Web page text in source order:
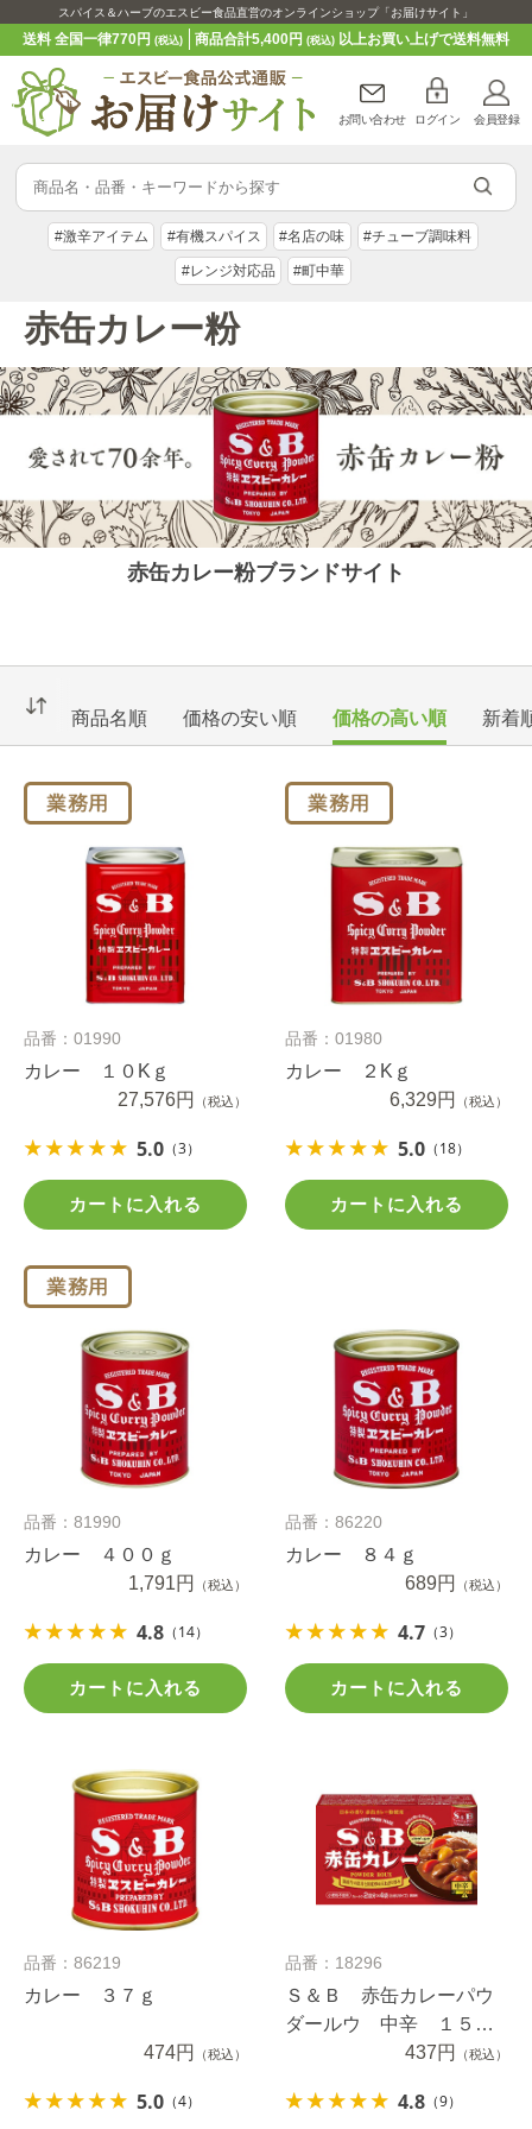
スパイス＆ハーブのエスビー食品直営のオンラインショップ「お届けサイト」
送料 全国一律770円(税込) 商品合計5,400円 (税込)以上お買い上げで送料無料
お問い合わせ ログイン 会員登録
#激辛アイテム #有機スパイス #名店の味 #チューブ調味料
#レンジ対応品 #町中華
赤缶カレー粉
赤缶カレー粉ブランドサイト
商品名順 価格の安い順 価格の高い順 新着
品番：01990
カレー １０Kｇ
27,576円
（税込）
5.0 （3）
カートに入れる
品番：01980
カレー ２Kｇ
6,329円
（税込）
5.0 （18）
カートに入れる
品番：81990
カレー ４００ｇ
1,791円
（税込）
4.8 （14）
カートに入れる
品番：86220
カレー ８４ｇ
689円
（税込）
4.7 （3）
カートに入れる
品番：86219
カレー ３７ｇ
474円 （税込）
5.0 （4）
品番：18296
Ｓ＆Ｂ 赤缶カレーパウ
ダールウ 中辛 １５２
437円 （税込）
4.8 （9）